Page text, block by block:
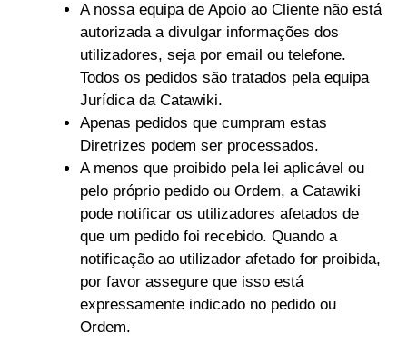
A nossa equipa de Apoio ao Cliente não está
autorizada a divulgar informações dos
utilizadores, seja por email ou telefone.
Todos os pedidos são tratados pela equipa
Jurídica da Catawiki.
Apenas pedidos que cumpram estas
Diretrizes podem ser processados.
A menos que proibido pela lei aplicável ou
pelo próprio pedido ou Ordem, a Catawiki
pode notificar os utilizadores afetados de
que um pedido foi recebido. Quando a
notificação ao utilizador afetado for proibida,
por favor assegure que isso está
expressamente indicado no pedido ou
Ordem.